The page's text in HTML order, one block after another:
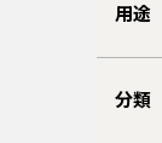
用途
分類